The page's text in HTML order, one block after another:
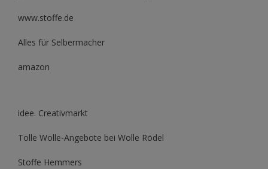
www.stoffe.de
Alles für Selbermacher
amazon
idee. Creativmarkt
Tolle Wolle-Angebote bei Wolle Rödel
Stoffe Hemmers